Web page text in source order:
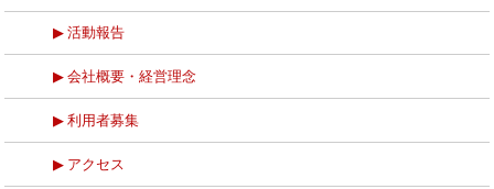
活動報告
会社概要・経営理念
利用者募集
アクセス